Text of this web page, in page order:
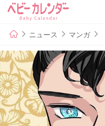
ニュース マンガ